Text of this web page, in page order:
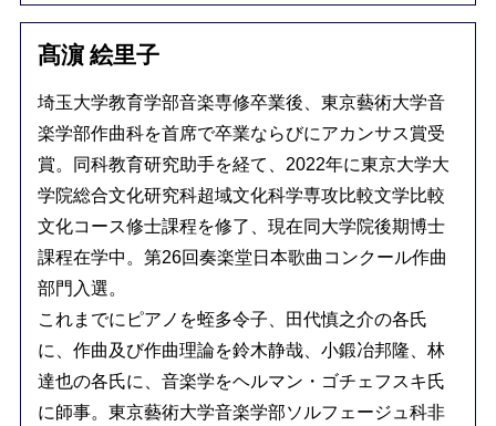
髙濵 絵里子
埼玉大学教育学部音楽専修卒業後、東京藝術大学音
楽学部作曲科を首席で卒業ならびにアカンサス賞受
賞。同科教育研究助手を経て、2022年に東京大学大
学院総合文化研究科超域文化科学専攻比較文学比較
文化コース修士課程を修了、現在同大学院後期博士
課程在学中。第26回奏楽堂日本歌曲コンクール作曲
部門入選。
これまでにピアノを蛭多令子、田代慎之介の各氏
に、作曲及び作曲理論を鈴木静哉、小鍛冶邦隆、林
達也の各氏に、音楽学をヘルマン・ゴチェフスキ氏
に師事。東京藝術大学音楽学部ソルフェージュ科非